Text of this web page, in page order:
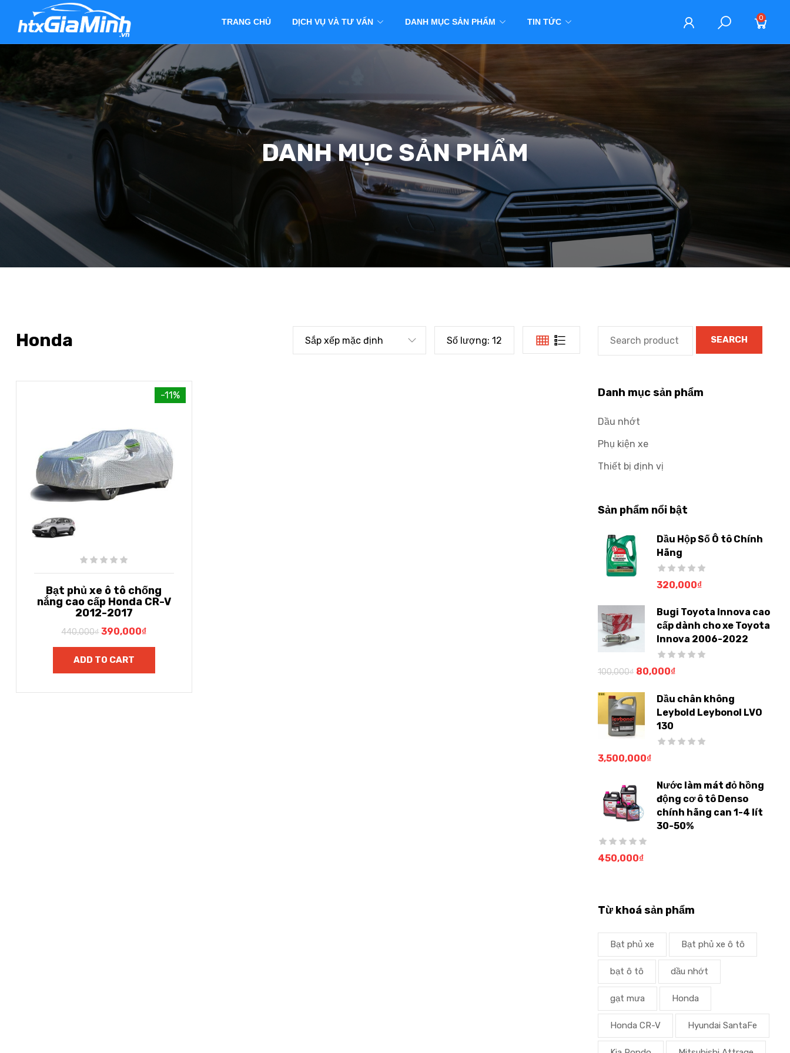
TRANG CHỦ DỊCH VỤ VÀ TƯ VẤN DANH MỤC SẢN PHẨM TIN TỨC 0
DANH MỤC SẢN PHẨM
Honda Sắp xếp mặc định Số lượng: 12
-11%
Bạt phủ xe ô tô chống
nắng cao cấp Honda CR-V
2012-2017
440,000₫ 390,000₫
ADD TO CART
SEARCH
Danh mục sản phẩm
Dầu nhớt
Phụ kiện xe
Thiết bị định vị
Sản phẩm nổi bật
Dầu Hộp Số Ô tô Chính
Hãng
320,000₫
Bugi Toyota Innova cao
cấp dành cho xe Toyota
Innova 2006-2022
100,000₫ 80,000₫
Dầu chân không
Leybold Leybonol LVO
130
3,500,000₫
Nước làm mát đỏ hồng
động cơ ô tô Denso
chính hãng can 1-4 lít
30-50%
450,000₫
Từ khoá sản phẩm
Bạt phủ xe Bạt phủ xe ô tô
bạt ô tô dầu nhớt
gạt mưa Honda
Honda CR-V Hyundai SantaFe